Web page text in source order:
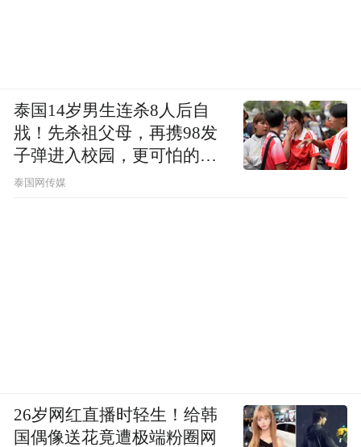
泰国14岁男生连杀8人后自
戕！先杀祖父母，再携98发
子弹进入校园，更可怕的细
节公布了
泰国网传媒
26岁网红直播时轻生！给韩
国偶像送花竟遭极端粉圈网